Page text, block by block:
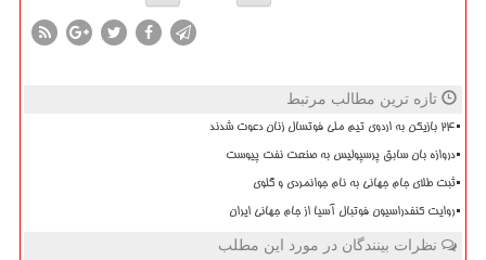
تازه ترین مطالب مرتبط
۲۴ بازیکن به اردوی تیم ملی فوتسال زنان دعوت شدند
دروازه بان سابق پرسپولیس به صنعت نفت پیوست
ثبت طلای جام جهانی به نام جوانمردی و گلوی
روایت کنفدراسیون فوتبال آسیا از جام جهانی ایران
نظرات بینندگان در مورد این مطلب